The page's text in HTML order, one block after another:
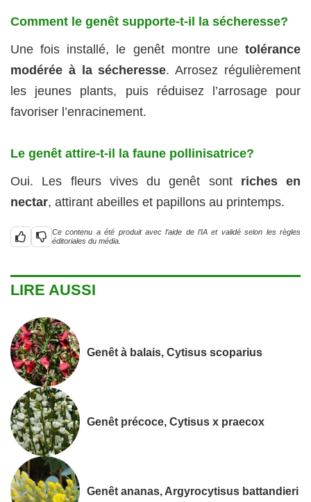
Comment le genêt supporte-t-il la sécheresse?
Une fois installé, le genêt montre une tolérance
modérée à la sécheresse. Arrosez régulièrement
les jeunes plants, puis réduisez l’arrosage pour
favoriser l’enracinement.
Le genêt attire-t-il la faune pollinisatrice?
Oui. Les fleurs vives du genêt sont riches en
nectar, attirant abeilles et papillons au printemps.
Ce contenu a été produit avec l’aide de l’IA et validé selon les règles
éditoriales du média.
LIRE AUSSI
Genêt à balais, Cytisus scoparius
Genêt précoce, Cytisus x praecox
Genêt ananas, Argyrocytisus battandieri